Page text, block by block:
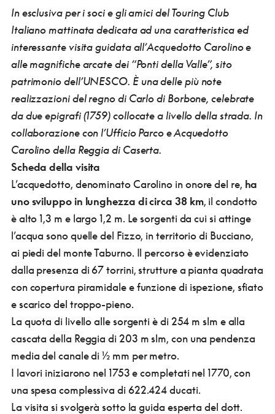
In esclusiva per i soci e gli amici del Touring Club
Italiano mattinata dedicata ad una caratteristica ed
interessante visita guidata all’Acquedotto Carolinoe
alle magnifiche arcate dei “Ponti della Valle”, sito
patrimonio dell’UNESCO. È una delle più note
realizzazioni del regno di Carlo di Borbone, celebrate
da due epigrafi (1759) collocate a livello della strada. In
collaborazione con l’Ufficio Parco e Acquedotto
Carolino della Reggia di Caserta.
Scheda della visita
L’acquedotto, denominato Carolino in onore del re, ha
uno sviluppo in lunghezza di circa 38 km, il condotto
è alto 1,3 m e largo 1,2 m. Le sorgenti da cui si attinge
l’acqua sono quelle del Fizzo, in territorio di Bucciano,
ai piedi del monte Taburno. Il percorso è evidenziato
dalla presenza di 67 torrini, strutture a pianta quadrata
con copertura piramidale e funzione di ispezione, sfiato
e scarico del troppo-pieno.
La quota di livello alle sorgenti è di 254 m slm e alla
cascata della Reggia di 203 m slm, con una pendenza
media del canale di ½ mm per metro.
I lavori iniziarono nel 1753 e completati nel 1770, con
una spesa complessiva di 622.424 ducati.
La visita si svolgerà sotto la guida esperta del dott.